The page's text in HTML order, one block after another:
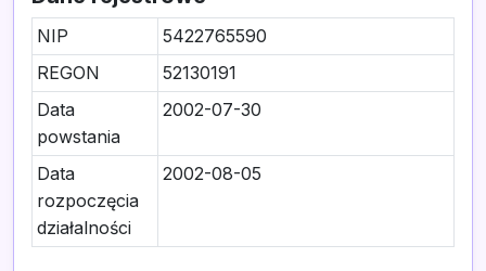
NIP
5422765590
REGON
52130191
Data
powstania
2002-07-30
Data
rozpoczęcia
działalności
2002-08-05